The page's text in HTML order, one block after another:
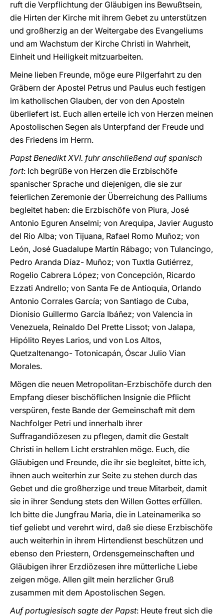
ruft die Verpflichtung der Gläubigen ins Bewußtsein,
die Hirten der Kirche mit ihrem Gebet zu unterstützen
und großherzig an der Weitergabe des Evangeliums
und am Wachstum der Kirche Christi in Wahrheit,
Einheit und Heiligkeit mitzuarbeiten.
Meine lieben Freunde, möge eure Pilgerfahrt zu den
Gräbern der Apostel Petrus und Paulus euch festigen
im katholischen Glauben, der von den Aposteln
überliefert ist. Euch allen erteile ich von Herzen meinen
Apostolischen Segen als Unterpfand der Freude und
des Friedens im Herrn.
Papst Benedikt XVI. fuhr anschließend auf spanisch
fort: Ich begrüße von Herzen die Erzbischöfe
spanischer Sprache und diejenigen, die sie zur
feierlichen Zeremonie der Überreichung des Palliums
begleitet haben: die Erzbischöfe von Piura, José
Antonio Eguren Anselmi; von Arequipa, Javier Augusto
del Rio Alba; von Tijuana, Rafael Romo Muñoz; von
León, José Guadalupe Martín Rábago; von Tulancingo,
Pedro Aranda Díaz- Muñoz; von Tuxtla Gutiérrez,
Rogelio Cabrera López; von Concepción, Ricardo
Ezzati Andrello; von Santa Fe de Antioquia, Orlando
Antonio Corrales García; von Santiago de Cuba,
Dionisio Guillermo García Ibáñez; von Valencia in
Venezuela, Reinaldo Del Prette Lissot; von Jalapa,
Hipólito Reyes Larios, und von Los Altos,
Quetzaltenango- Totonicapán, Óscar Julio Vian
Morales.
Mögen die neuen Metropolitan-Erzbischöfe durch den
Empfang dieser bischöflichen Insignie die Pflicht
verspüren, feste Bande der Gemeinschaft mit dem
Nachfolger Petri und innerhalb ihrer
Suffragandiözesen zu pflegen, damit die Gestalt
Christi in hellem Licht erstrahlen möge. Euch, die
Gläubigen und Freunde, die ihr sie begleitet, bitte ich,
ihnen auch weiterhin zur Seite zu stehen durch das
Gebet und die großherzige und treue Mitarbeit, damit
sie in ihrer Sendung stets den Willen Gottes erfüllen.
Ich bitte die Jungfrau Maria, die in Lateinamerika so
tief geliebt und verehrt wird, daß sie diese Erzbischöfe
auch weiterhin in ihrem Hirtendienst beschützen und
ebenso den Priestern, Ordensgemeinschaften und
Gläubigen ihrer Erzdiözesen ihre mütterliche Liebe
zeigen möge. Allen gilt mein herzlicher Gruß
zusammen mit dem Apostolischen Segen.
Auf portugiesisch sagte der Papst: Heute freut sich die